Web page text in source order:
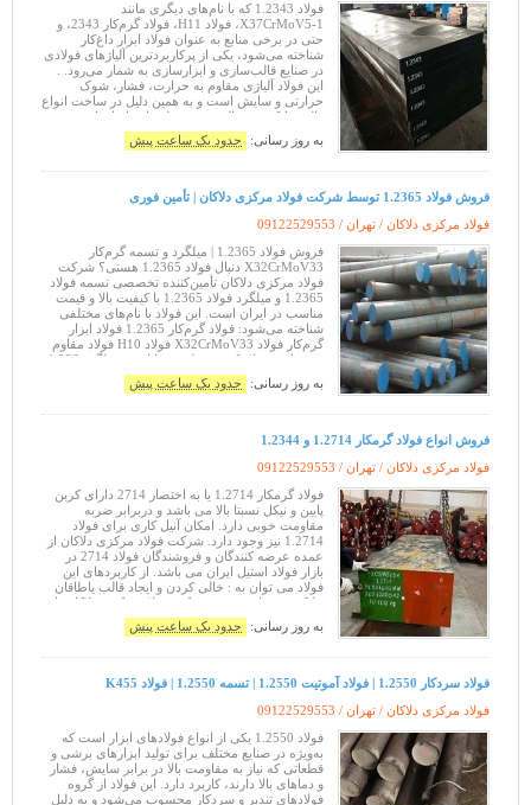
فولاد 1.2343 که با نام‌های دیگری مانند
X37CrMoV5-1، فولاد H11، فولاد گرم‌کار 2343، و
حتی در برخی منابع به عنوان فولاد ابزار داغ‌کار
شناخته می‌شود، یکی از پرکاربردترین آلیاژهای فولادی
در صنایع قالب‌سازی و ابزارسازی به شمار می‌رود. .
این فولاد آلیاژی مقاوم به حرارت، فشار، شوک
حرارتی و سایش است و به همین دلیل در ساخت انواع
قالب دایکست، قالب تزریق فلز داغ، ابزارهای صنعتی
حرارت‌دیده و قطعات مهندسی گر
به روز رسانی: حدود یک ساعت پیش
فروش فولاد 1.2365 توسط شرکت فولاد مرکزی دلاکان | تأمین فوری
فولاد مرکزی دلاکان / تهران / 09122529553
فروش فولاد 1.2365 | میلگرد و تسمه گرم‌کار
X32CrMoV33 دنبال فولاد 1.2365 هستی؟ شرکت
فولاد مرکزی دلاکان تأمین‌کننده تخصصی تسمه فولاد
1.2365 و میلگرد فولاد 1.2365 با کیفیت بالا و قیمت
مناسب در ایران است. این فولاد با نام‌های مختلفی
شناخته می‌شود: فولاد گرم‌کار 1.2365 فولاد ابزار
گرم‌کار فولاد X32CrMoV33 فولاد H10 فولاد مقاوم
به حرارت فولاد کروم مولیبدن وانادیوم میلگرد 1.236
به روز رسانی:
حدود یک ساعت پیش
فروش انواع فولاد گرمکار 1.2714 و 1.2344
فولاد مرکزی دلاکان / تهران / 09122529553
فولاد گرمکار 1.2714 یا به اختصار 2714 دارای کربن
پایین و نیکل نسبتا بالا می باشد و دربرابر ضربه
مقاومت خوبی دارد. امکان آنیل کاری برای فولاد
1.2714 نیز وجود دارد. شرکت فولاد مرکزی دلاکان از
عمده عرضه کنندگان و فروشندگان فولاد 2714 در
بازار فولاد استیل ایران می باشد. از کاربردهای این
فولاد می توان به : خالی کردن و ایجاد قالب یاطاقان
غلتک تیغه های برشی شرکت فولاد مرکزی دلاکان با
سی سال سا
به روز رسانی: حدود یک ساعت پیش
فولاد سردکار 1.2550 | فولاد آموتیت 1.2550 | تسمه 1.2550 | فولاد K455
فولاد مرکزی دلاکان / تهران / 09122529553
فولاد 1.2550 یکی از انواع فولادهای ابزار است که
به‌ویژه در صنایع مختلف برای تولید ابزارهای برشی و
قطعاتی که نیاز به مقاومت بالا در برابر سایش، فشار
و دماهای بالا دارند، کاربرد دارد. این فولاد از گروه
فولادهای تندبر و سردکار محسوب می‌شود و به دلیل